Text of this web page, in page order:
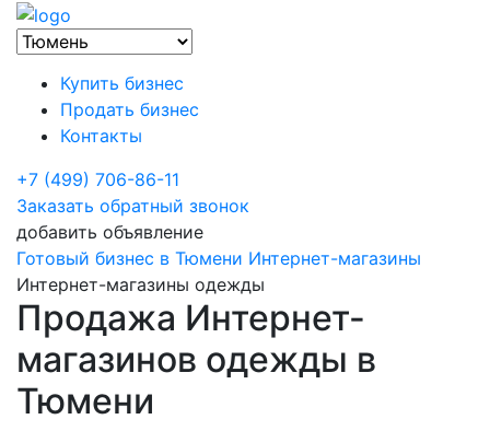
Купить бизнес
Продать бизнес
Контакты
+7 (499) 706-86-11
Заказать обратный звонок
добавить объявление
Готовый бизнес в Тюмени Интернет-магазины
Интернет-магазины одежды
Продажа Интернет-
магазинов одежды в
Тюмени